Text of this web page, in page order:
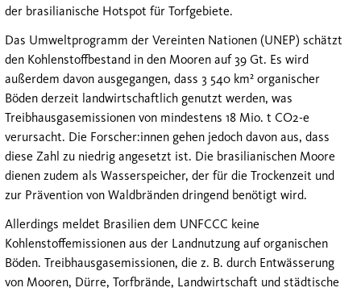
der brasilianische Hotspot für Torfgebiete.
Das Umweltprogramm der Vereinten Nationen (UNEP) schätzt
den Kohlenstoffbestand in den Mooren auf 39 Gt. Es wird
außerdem davon ausgegangen, dass 3 540 km² organischer
Böden derzeit landwirtschaftlich genutzt werden, was
Treibhausgasemissionen von mindestens 18 Mio. t CO2-e
verursacht. Die Forscher:innen gehen jedoch davon aus, dass
diese Zahl zu niedrig angesetzt ist. Die brasilianischen Moore
dienen zudem als Wasserspeicher, der für die Trockenzeit und
zur Prävention von Waldbränden dringend benötigt wird.
Allerdings meldet Brasilien dem UNFCCC keine
Kohlenstoffemissionen aus der Landnutzung auf organischen
Böden. Treibhausgasemissionen, die z. B. durch Entwässerung
von Mooren, Dürre, Torfbrände, Landwirtschaft und städtische